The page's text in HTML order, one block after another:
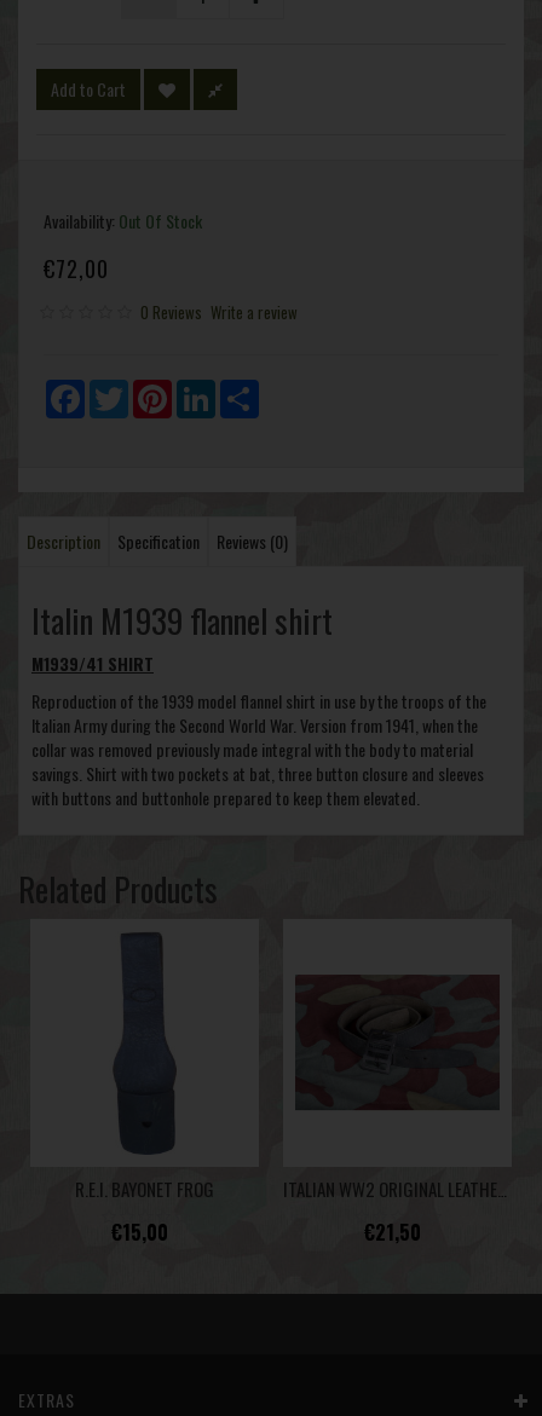
Add to Cart
Availability: Out Of Stock
€72,00
0 Reviews Write a review
FacebookTwitterPinterestLinkedIn
Description Specification Reviews (0)
Italin M1939 flannel shirt
M1939/41 SHIRT
Reproduction of the 1939 model flannel shirt in use by the troops of the
Italian Army during the Second World War. Version from 1941, when the
collar was removed previously made ​​integral with the body to material
savings. Shirt with two pockets at bat, three button closure and sleeves
with buttons and buttonhole prepared to keep them elevated.
Related Products
R.E.I. BAYONET FROG
€15,00
ITALIAN WW2 ORIGINAL LEATHER BELT REGIO ESERCITO ITALIANO
€21,50
EXTRAS